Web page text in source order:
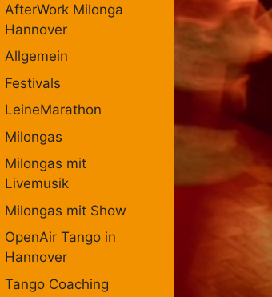
AfterWork Milonga
Hannover
Allgemein
Festivals
LeineMarathon
Milongas
Milongas mit
Livemusik
Milongas mit Show
OpenAir Tango in
Hannover
Tango Coaching